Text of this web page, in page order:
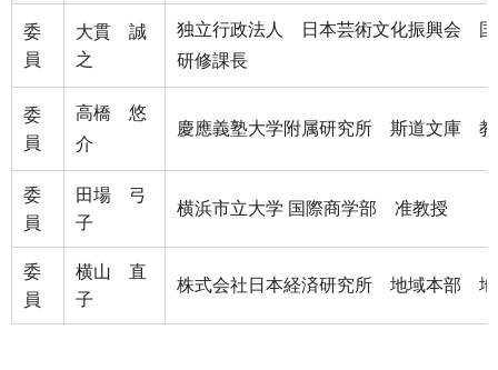
委
員
大貫 誠
之
独立行政法人 日本芸術文化振興会 国
研修課長
委
員
高橋 悠
介
慶應義塾大学附属研究所 斯道文庫
委
員
田場 弓
子
横浜市立大学 国際商学部 准教授
委
員
横山 直
子
株式会社日本経済研究所 地域本部 地